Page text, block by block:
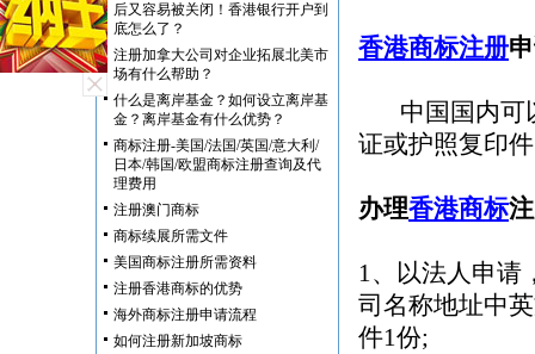
后又容易被关闭！香港银行开户到
底怎么了？
注册加拿大公司对企业拓展北美市
场有什么帮助？
什么是离岸基金？如何设立离岸基
金？离岸基金有什么优势？
商标注册-美国/法国/英国/意大利/
日本/韩国/欧盟商标注册查询及代
理费用
注册澳门商标
商标续展所需文件
美国商标注册所需资料
注册香港商标的优势
海外商标注册申请流程
如何注册新加坡商标
香港商标注册
中国国内可
证或护照复印
办理香港商标
1、以法人申请
司名称地址中
件1份;